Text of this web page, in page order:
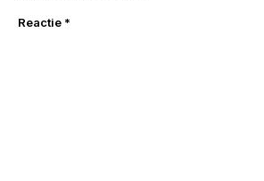
Reactie *